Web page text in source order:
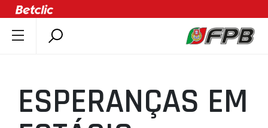
ÚLTIMAS
COMPETIÇÕES
ESPERANÇAS EM